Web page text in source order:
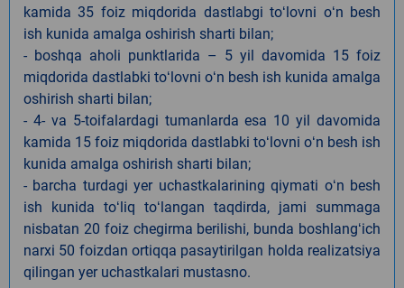
kamida 35 foiz miqdorida dastlabgi toʻlovni oʻn besh
ish kunida amalga oshirish sharti bilan;
- boshqa aholi punktlarida – 5 yil davomida 15 foiz
miqdorida dastlabki toʻlovni oʻn besh ish kunida amalga
oshirish sharti bilan;
- 4- va 5-toifalardagi tumanlarda esa 10 yil davomida
kamida 15 foiz miqdorida dastlabki toʻlovni oʻn besh ish
kunida amalga oshirish sharti bilan;
- barcha turdagi yer uchastkalarining qiymati oʻn besh
ish kunida toʻliq toʻlangan taqdirda, jami summaga
nisbatan 20 foiz chegirma berilishi, bunda boshlangʻich
narxi 50 foizdan ortiqqa pasaytirilgan holda realizatsiya
qilingan yer uchastkalari mustasno.